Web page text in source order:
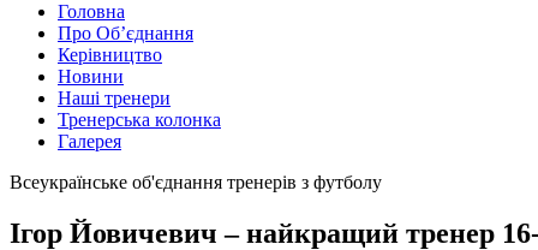
Головна
Про Об’єднання
Керівництво
Новини
Наші тренери
Тренерська колонка
Галерея
Всеукраїнське об'єднання тренерів з футболу
Ігор Йовичевич – найкращий тренер